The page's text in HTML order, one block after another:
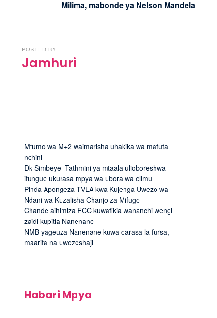
Milima, mabonde ya Nelson Mandela
POSTED BY
Jamhuri
Mfumo wa M+2 waimarisha uhakika wa mafuta
nchini
Dk Simbeye: Tathmini ya mtaala ulioboreshwa
ifungue ukurasa mpya wa ubora wa elimu
Pinda Apongeza TVLA kwa Kujenga Uwezo wa
Ndani wa Kuzalisha Chanjo za Mifugo
Chande aihimiza FCC kuwafikia wananchi wengi
zaidi kupitia Nanenane
NMB yageuza Nanenane kuwa darasa la fursa,
maarifa na uwezeshaji
Habari Mpya